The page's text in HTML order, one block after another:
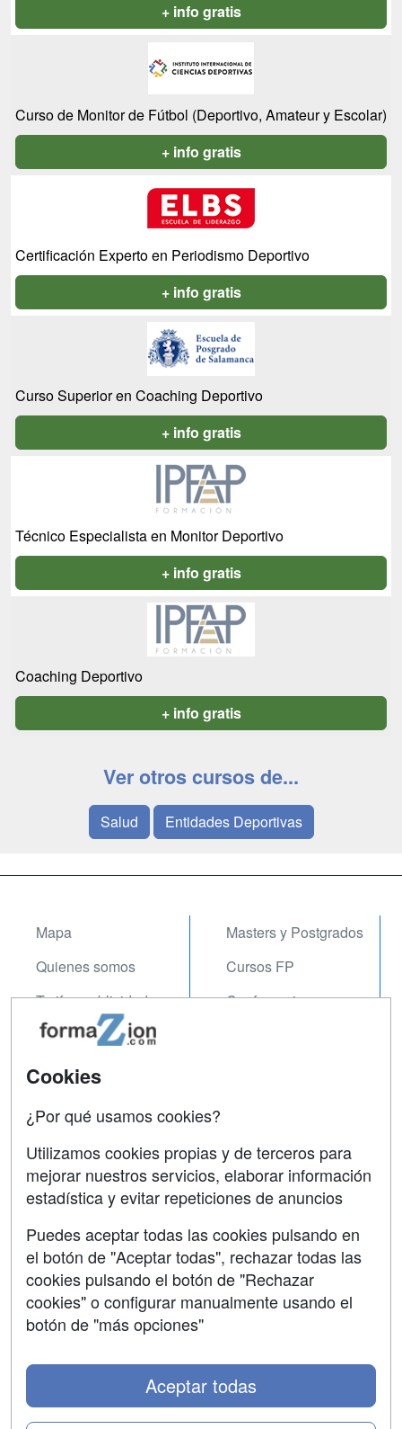
+ info gratis
Curso de Monitor de Fútbol (Deportivo, Amateur y Escolar)
+ info gratis
Certificación Experto en Periodismo Deportivo
+ info gratis
Curso Superior en Coaching Deportivo
+ info gratis
Técnico Especialista en Monitor Deportivo
+ info gratis
Coaching Deportivo
+ info gratis
Ver otros cursos de...
Salud Entidades Deportivas
Mapa
Quienes somos
Tarifas publicidad
Acceso Usuarios
Acceso Centros
Masters y Postgrados
Cursos FP
Conferencias
Contactar
Confidencialidad
Aviso legal
Copyleft
Cookies
¿Por qué usamos cookies?
Utilizamos cookies propias y de terceros para
mejorar nuestros servicios, elaborar información
estadística y evitar repeticiones de anuncios
Puedes aceptar todas las cookies pulsando en
el botón de "Aceptar todas", rechazar todas las
cookies pulsando el botón de "Rechazar
cookies" o configurar manualmente usando el
botón de "más opciones"
Aceptar todas